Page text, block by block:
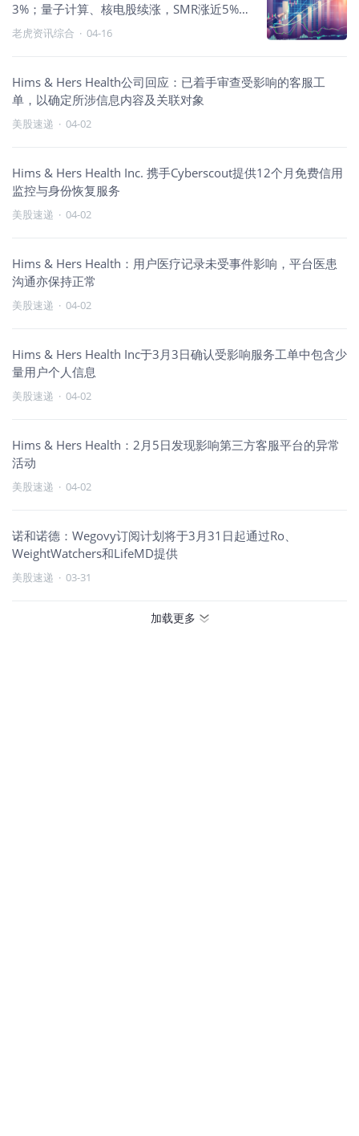
3%；量子计算、核电股续涨，SMR涨近5%，
IONQ涨超3%
老虎资讯综合 · 04-16
Hims & Hers Health公司回应：已着手审查受影响的客服工
单，以确定所涉信息内容及关联对象
美股速递 · 04-02
Hims & Hers Health Inc. 携手Cyberscout提供12个月免费信用
监控与身份恢复服务
美股速递 · 04-02
Hims & Hers Health：用户医疗记录未受事件影响，平台医患
沟通亦保持正常
美股速递 · 04-02
Hims & Hers Health Inc于3月3日确认受影响服务工单中包含少
量用户个人信息
美股速递 · 04-02
Hims & Hers Health：2月5日发现影响第三方客服平台的异常
活动
美股速递 · 04-02
诺和诺德：Wegovy订阅计划将于3月31日起通过Ro、
WeightWatchers和LifeMD提供
美股速递 · 03-31
加载更多